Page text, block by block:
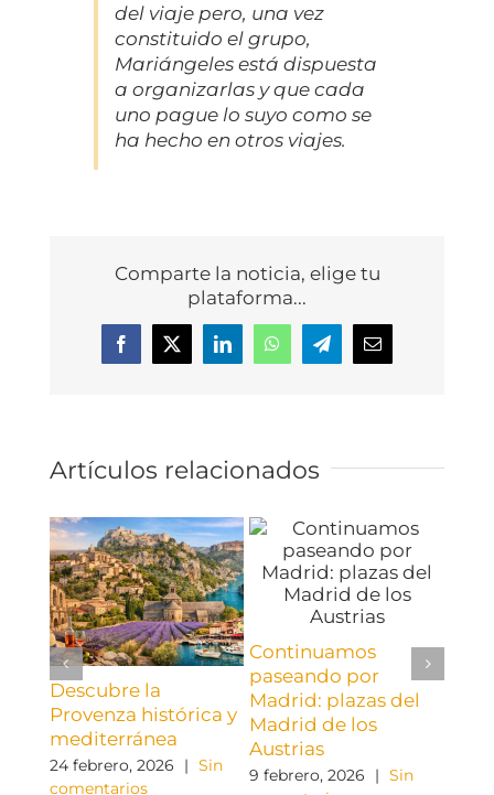
del viaje pero, una vez
constituido el grupo,
Mariángeles está dispuesta
a organizarlas y que cada
uno pague lo suyo como se
ha hecho en otros viajes.
Comparte la noticia, elige tu
plataforma...
Facebook
X LinkedInWhatsAppTelegramCorreo
electrónico
Artículos relacionados
Descubre la
Provenza histórica y
mediterránea
24 febrero, 2026 | Sin
comentarios
Continuamos
paseando por
Madrid: plazas del
Madrid de los
Austrias
9 febrero, 2026 | Sin